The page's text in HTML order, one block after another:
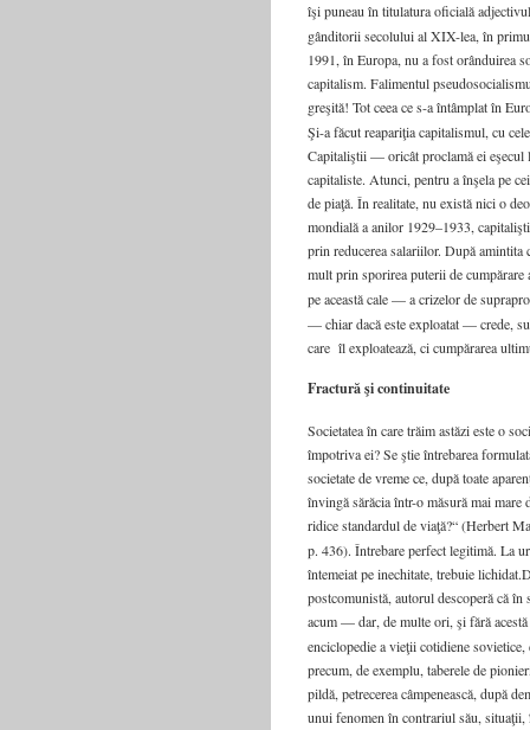
îşi puneau în titulatura oficială
gânditorii secolului al XIX-lea, în
1991, în Europa, nu a fost orânduirea
capitalism. Falimentul
greşită! Tot ceea ce s-a întâmplat în
Şi-a făcut reapariţia capitalismul, cu
Capitaliştii — oricât proclamă ei
capitaliste. Atunci, pentru a înşela pe
de piaţă. În realitate, nu există nici o
mondială a anilor 1929–1933,
prin reducerea salariilor. După
mult prin sporirea puterii de
pe această cale — a crizelor de
— chiar dacă este exploatat — crede,
care îl exploatează, ci cumpărarea
Fractură şi continuitate
Societatea în care trăim astăzi este o
împotriva ei? Se ştie întrebarea
societate de vreme ce, după toate
învingă sărăcia într-o măsură mai mare
ridice standardul de viaţă?“ (Herbert
p. 436). Întrebare perfect legitimă. La
întemeiat pe inechitate, trebuie
postcomunistă, autorul descoperă că
acum — dar, de multe ori, şi fără
enciclopedie a vieţii cotidiene
precum, de exemplu, taberele de
pildă, petrecerea câmpenească, după
unui fenomen în contrariul său,